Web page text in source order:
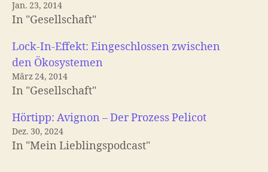
Jan. 23, 2014
In "Gesellschaft"
Lock-In-Effekt: Eingeschlossen zwischen
den Ökosystemen
März 24, 2014
In "Gesellschaft"
Hörtipp: Avignon – Der Prozess Pelicot
Dez. 30, 2024
In "Mein Lieblingspodcast"